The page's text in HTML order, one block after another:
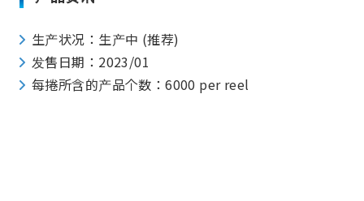
生产状况：生产中 (推荐)
发售日期：2023/01
每捲所含的产品个数：6000 per reel